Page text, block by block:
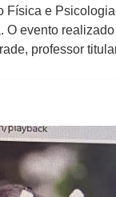
Física e
O evento
professor